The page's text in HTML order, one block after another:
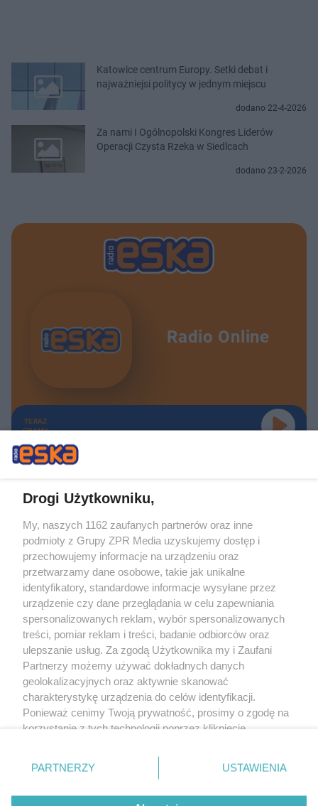
Katowice centrum Europy. Setki debat i
najważniejsi politycy w jednym miejscu
dodano 22-4-2026
Za nami I Ogólnopolski Kongres Liderów
Operacji Czysta Rzeka w Siedlcach
dodano 23-2-2026
Radio Online
TERAZ
GRAMY
Żaden utwór zamieszczony w serwisie nie może być powielany i
rozpowszechniany lub dalej rozpowszechniany w jakikolwiek sposób (w
tym także elektroniczny lub mechaniczny) na jakimkolwiek polu
eksploatacji w jakiejkolwiek formie, włącznie z umieszczaniem w Internecie
bez pisemnej zgody właściciela praw. Jakiekolwiek użycie lub
wykorzystanie utworów w całości lub w części z naruszeniem prawa, tzn.
bez właściwej zgody, jest zabronione pod groźbą kary i może być ścigane
prawnie.
O nas
Drogi Użytkowniku,
My, naszych 1162 zaufanych partnerów oraz inne
podmioty z Grupy ZPR Media uzyskujemy dostęp i
przechowujemy informacje na urządzeniu oraz
przetwarzamy dane osobowe, takie jak unikalne
identyfikatory, standardowe informacje wysyłane przez
urządzenie czy dane przeglądania w celu zapewniania
spersonalizowanych reklam, wybór spersonalizowanych
treści, pomiar reklam i treści, badanie odbiorców oraz
ulepszanie usług. Za zgodą Użytkownika my i Zaufani
Partnerzy możemy używać dokładnych danych
geolokalizacyjnych oraz aktywnie skanować
charakterystykę urządzenia do celów identyfikacji.
Ponieważ cenimy Twoją prywatność, prosimy o zgodę na
korzystanie z tych technologii poprzez kliknięcie
zmienić/wycofać klikając przycisk ustawień prywatności
znajdujący się w lewym dolnym rogu strony
rodzaje przetwarzania danych nie wymagają zgody
PARTNERZY USTAWIENIA